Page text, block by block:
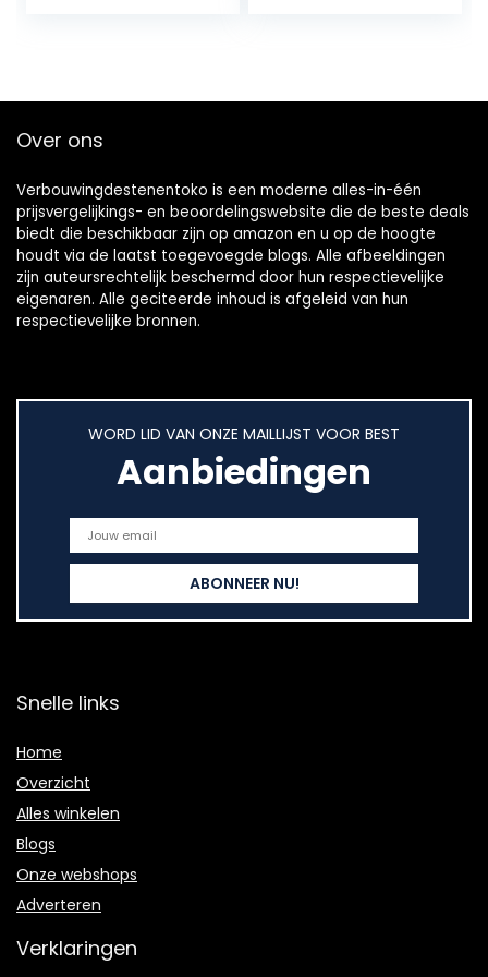
in hoogwaardige
Over ons
Verbouwingdestenentoko is een moderne alles-in-één
prijsvergelijkings- en beoordelingswebsite die de beste deals
biedt die beschikbaar zijn op amazon en u op de hoogte
houdt via de laatst toegevoegde blogs. Alle afbeeldingen
zijn auteursrechtelijk beschermd door hun respectievelijke
eigenaren. Alle geciteerde inhoud is afgeleid van hun
respectievelijke bronnen.
WORD LID VAN ONZE MAILLIJST VOOR BEST
Aanbiedingen
Snelle links
Home
Overzicht
Alles winkelen
Blogs
Onze webshops
Adverteren
Verklaringen